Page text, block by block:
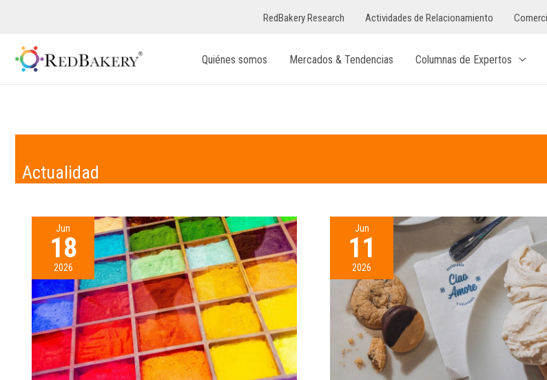
RedBakery Research Actividades de Relacionamiento
Quiénes somos Mercados & Tendencias Columnas de Expertos
Actualidad
Jun
18
2026
Jun
11
2026